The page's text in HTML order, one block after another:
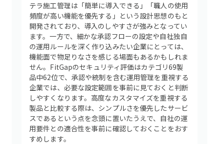
テラ施工管理は「簡単に導入できる」「職人の使用
頻度が高い機能を優先する」という設計思想のもと
開発されており、導入のしやすさが強みとなってい
ます。一方で、細かな承認フローの設定や自社独自
の運用ルールを深く作り込みたい企業にとっては、
機能面で物足りなさを感じる場面もあるかもしれま
せん。FitGapのセキュリティ評価はカテゴリ69製
品中62位で、承認や統制を含む運用管理を重視する
企業では、必要な設定範囲を事前に見ておくと判断
しやすくなります。高度なカスタマイズを重視する
製品と比較する際は、シンプルさを優先したサービ
スであるという点を念頭に置いたうえで、自社の運
用要件との適合性を事前に確認しておくことをおす
すめします。